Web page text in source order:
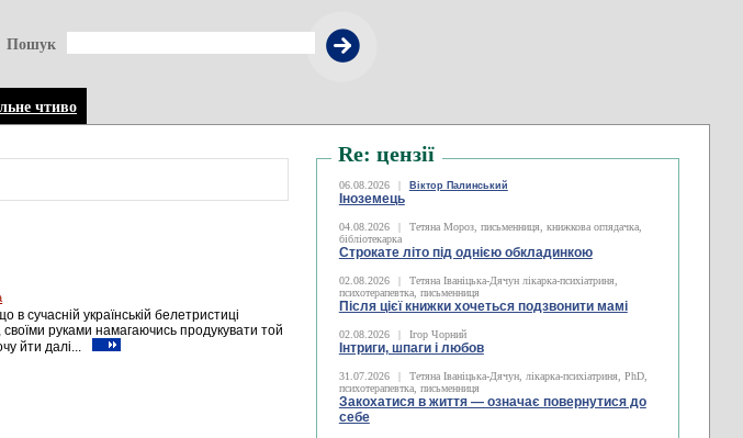
Пошук
чтиво
сучасній українській белетристиці
руками намагаючись продукувати той
йти далі...
Re: цензії
06.08.2026 | Віктор Палинський
Іноземець
04.08.2026 |
Тетяна Мороз, письменниця, книжкова оглядачка,
бібліотекарка
Строкате літо під однією обкладинкою
02.08.2026 |
Тетяна Іваніцька-Дячун лікарка-психіатриня,
психотерапевтка, письменниця
Після цієї книжки хочеться подзвонити мамі
02.08.2026 | Ігор Чорний
Інтриги, шпаги і любов
31.07.2026 |
Тетяна Іваніцька-Дячун, лікарка-психіатриня, PhD,
психотерапевтка, письменниця
Закохатися в життя — означає повернутися до
себе